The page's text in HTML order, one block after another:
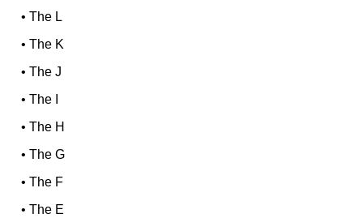
•The L
•The K
•The J
•The I
•The H
•The G
•The F
•The E